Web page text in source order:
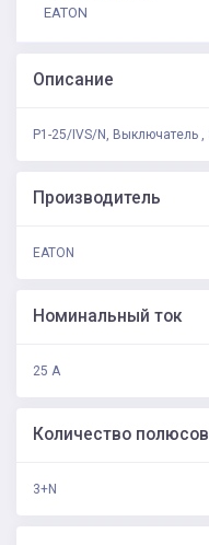
EATON
Описание
P1-25/IVS/N, Выключатель
Производитель
EATON
Номинальный ток
25 А
Количество полюсов
3+N